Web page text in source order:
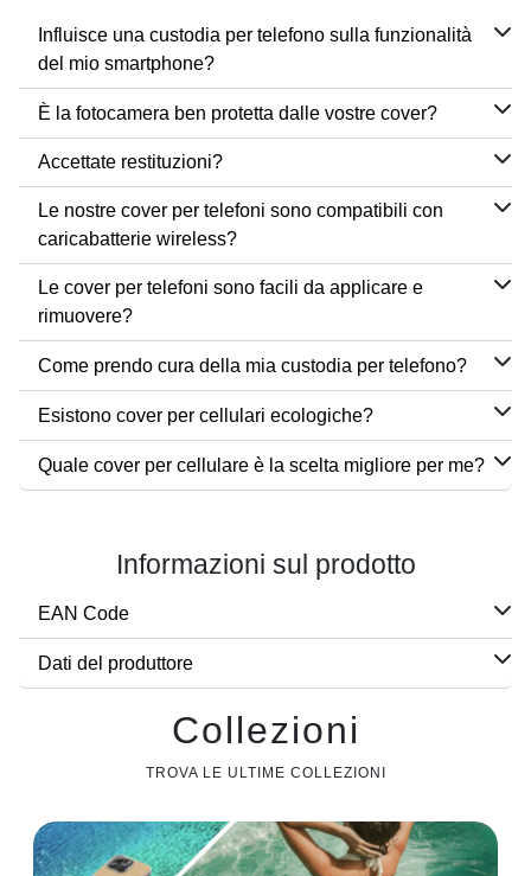
Influisce una custodia per telefono sulla funzionalità
del mio smartphone?
È la fotocamera ben protetta dalle vostre cover?
Accettate restituzioni?
Le nostre cover per telefoni sono compatibili con
caricabatterie wireless?
Le cover per telefoni sono facili da applicare e
rimuovere?
Come prendo cura della mia custodia per telefono?
Esistono cover per cellulari ecologiche?
Quale cover per cellulare è la scelta migliore per me?
Informazioni sul prodotto
EAN Code
Dati del produttore
Collezioni
TROVA LE ULTIME COLLEZIONI